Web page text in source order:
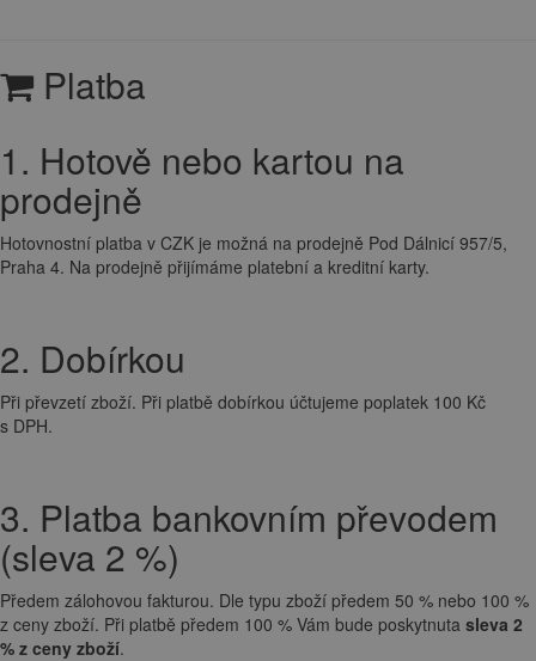
Platba
1. Hotově nebo kartou na
prodejně
Hotovnostní platba v CZK je možná na prodejně Pod Dálnicí 957/5,
Praha 4. Na prodejně přijímáme platební a kreditní karty.
2. Dobírkou
Při převzetí zboží. Při platbě dobírkou účtujeme poplatek 100 Kč
s DPH.
3. Platba bankovním převodem
(sleva 2 %)
Předem zálohovou fakturou. Dle typu zboží předem 50 % nebo 100 %
z ceny zboží. Při platbě předem 100 % Vám bude poskytnuta sleva 2
% z ceny zboží.